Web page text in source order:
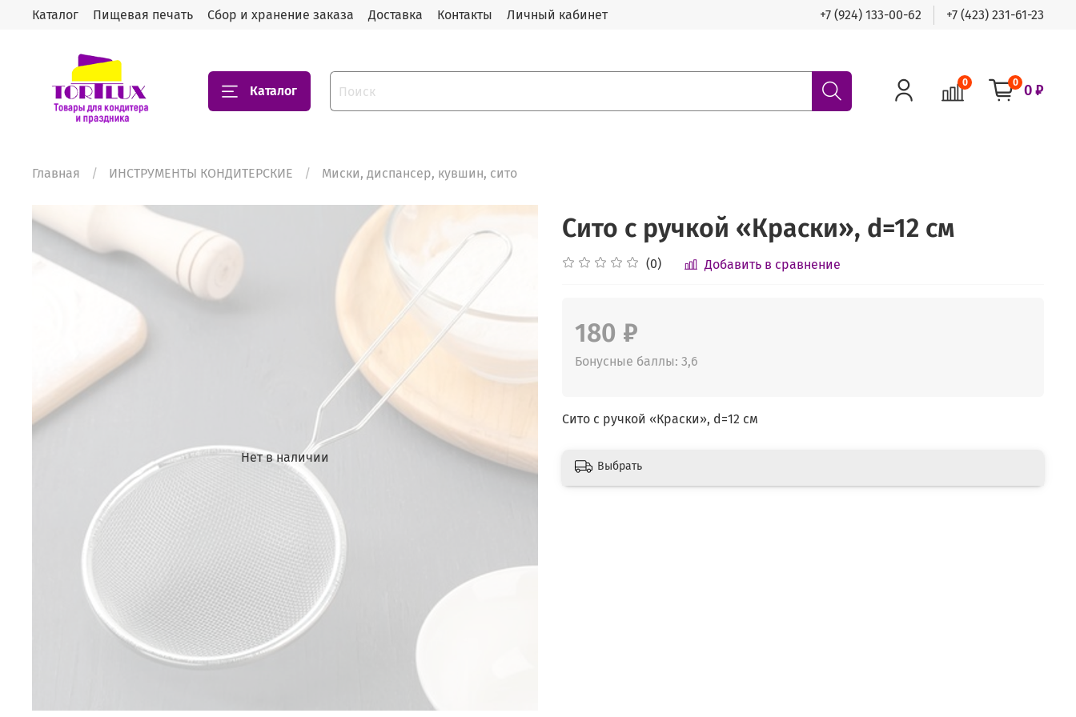
Каталог Пищевая печать Сбор и хранение заказа Доставка Контакты Личный кабинет +7 (924) 133-00-62 +7 (423) 231-61-23
Каталог
0 0 0 ₽
Главная ИНСТРУМЕНТЫ КОНДИТЕРСКИЕ Миски, диспансер, кувшин, сито
Нет в наличии
Сито с ручкой «Краски», d=12 см
(0) Добавить в сравнение
180 ₽
Бонусные баллы: 3,6
Сито с ручкой «Краски», d=12 см
Выбрать